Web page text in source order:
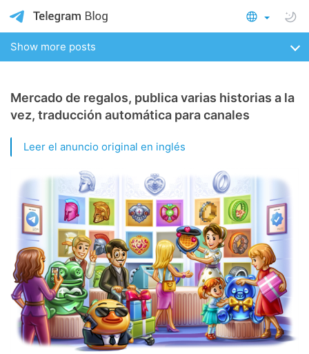
Show more posts
Mercado de regalos, publica varias historias a la
vez, traducción automática para canales
Leer el anuncio original en inglés